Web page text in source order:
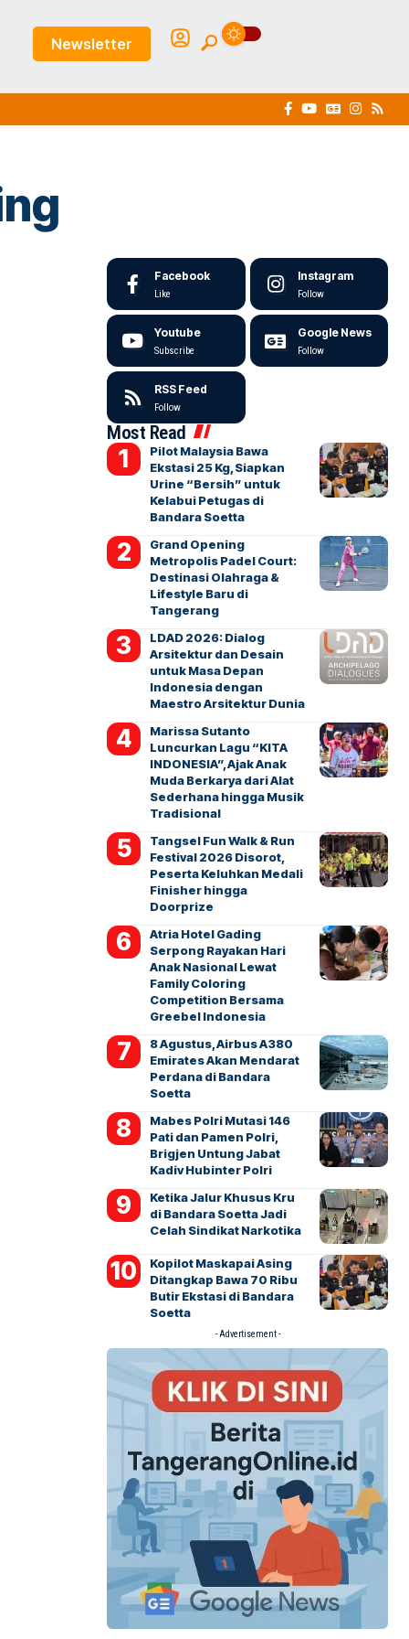
Newsletter
Facebook
Like
Instagram
Follow
Youtube
Subscribe
Google News
Follow
RSS Feed
Follow
Most Read
Pilot Malaysia Bawa
Ekstasi 25 Kg, Siapkan
Urine “Bersih” untuk
Kelabui Petugas di
Bandara Soetta
Grand Opening
Metropolis Padel Court:
Destinasi Olahraga &
Lifestyle Baru di
Tangerang
LDAD 2026: Dialog
Arsitektur dan Desain
untuk Masa Depan
Indonesia dengan
Maestro Arsitektur Dunia
Marissa Sutanto
Luncurkan Lagu “KITA
INDONESIA”, Ajak Anak
Muda Berkarya dari Alat
Sederhana hingga Musik
Tradisional
Tangsel Fun Walk & Run
Festival 2026 Disorot,
Peserta Keluhkan Medali
Finisher hingga
Doorprize
Atria Hotel Gading
Serpong Rayakan Hari
Anak Nasional Lewat
Family Coloring
Competition Bersama
Greebel Indonesia
8 Agustus, Airbus A380
Emirates Akan Mendarat
Perdana di Bandara
Soetta
Mabes Polri Mutasi 146
Pati dan Pamen Polri,
Brigjen Untung Jabat
Kadiv Hubinter Polri
Ketika Jalur Khusus Kru
di Bandara Soetta Jadi
Celah Sindikat Narkotika
Kopilot Maskapai Asing
Ditangkap Bawa 70 Ribu
Butir Ekstasi di Bandara
Soetta
- Advertisement -